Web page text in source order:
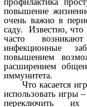
повышение
очень важно в
саду. Известно, что
часто
инфекционные
повышением
расширением
иммунитета.
Что касается
использовать игры
переключить